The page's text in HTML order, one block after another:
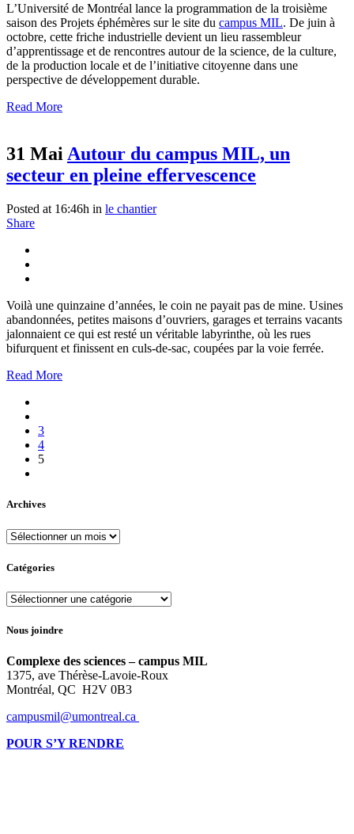
L’Université de Montréal lance la programmation de la troisième
saison des Projets éphémères sur le site du campus MIL. De juin à
octobre, cette friche industrielle devient un lieu rassembleur
d’apprentissage et de rencontres autour de la science, de la culture,
de la production locale et de l’initiative citoyenne dans une
perspective de développement durable.
Read More
31 MaiAutour du campus MIL, un
secteur en pleine effervescence
Posted at 16:46h in le chantier
Share
Voilà une quinzaine d’années, le coin ne payait pas de mine. Usines
abandonnées, petites maisons d’ouvriers, garages et terrains vacants
jalonnaient ce qui est resté un véritable labyrinthe, où les rues
bifurquent et finissent en culs-de-sac, coupées par la voie ferrée.
Read More
3
4
5
Archives
Archives
Catégories
Catégories
Nous joindre
Complexe des sciences – campus MIL
1375, ave Thérèse-Lavoie-Roux
Montréal, QC H2V 0B3
campusmil@umontreal.ca
POUR S’Y RENDRE